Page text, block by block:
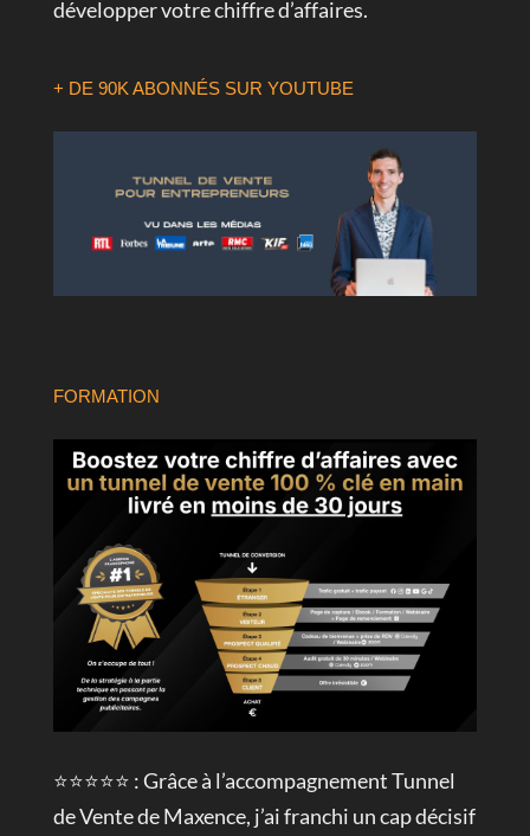
développer votre chiffre d’affaires.
+ DE 90K ABONNÉS SUR YOUTUBE
FORMATION
⭐⭐⭐⭐⭐ : Grâce à l’accompagnement Tunnel
de Vente de Maxence, j’ai franchi un cap décisif